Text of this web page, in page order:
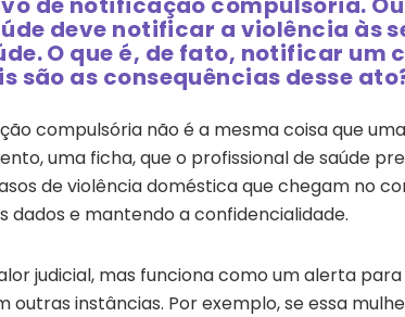
deve notificar a violência às
O que é, de fato, notificar um
são as consequências desse
compulsória não é a mesma coisa que
uma ficha, que o profissional de saúde
de violência doméstica que chegam no
dados e mantendo a confidencialidade.
judicial, mas funciona como um alerta
outras instâncias. Por exemplo, se essa